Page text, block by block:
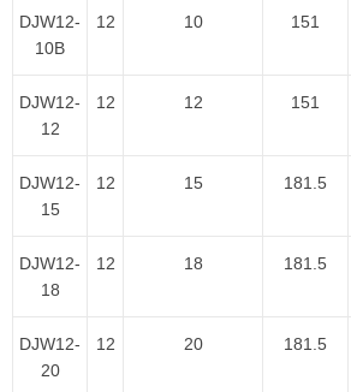
DJW12-
10B
12 10 151
DJW12-
12
12 12 151
DJW12-
15
12 15 181.5
DJW12-
18
12 18 181.5
DJW12-
20
12 20 181.5